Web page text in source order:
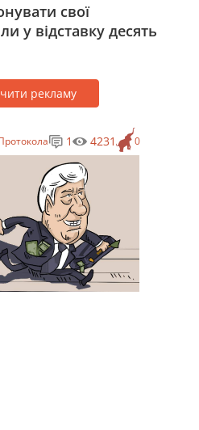
свої
у відставку десять
рекламу
0
1 4231